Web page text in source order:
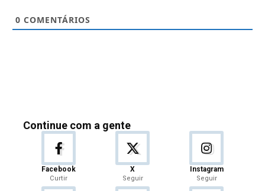
0 COMENTÁRIOS
Continue com a gente
Facebook
Curtir
X
Seguir
Instagram
Seguir